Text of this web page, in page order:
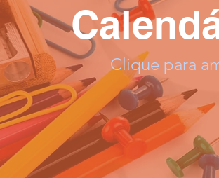
Clique para